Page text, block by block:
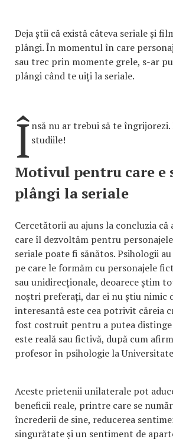
Deja știi că există câteva seriale și
plângi. În momentul în care
sau trec prin momente grele, s-ar
plângi când te uiți la seriale.
Însă nu ar trebui să te îngrijorezi.
studiile!
Motivul pentru care e
plângi la seriale
Cercetătorii au ajuns la concluzia că
care îl dezvoltăm pentru
seriale poate fi sănătos. Psihologii
pe care le formăm cu personajele
sau unidirecționale, deoarece știm
noștri preferați, dar ei nu știu nimic
interesantă este cea potrivit căreia
fost costruit pentru a putea distinge
este reală sau fictivă, după cum
profesor în psihologie la
Aceste prietenii unilaterale pot
beneficii reale, printre care se
încrederii de sine, reducerea
singurătate și un sentiment de